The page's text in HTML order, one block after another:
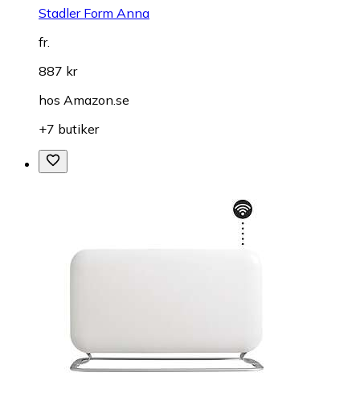
Stadler Form Anna
fr.
887 kr
hos Amazon.se
+7 butiker